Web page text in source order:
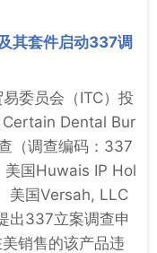
其套件启动337调
委员会（ITC）投
Certain Dental Bur
（调查编码：337
国Huwais IP Hol
美国Versah, LLC
出337立案调查申
销售的该产品违